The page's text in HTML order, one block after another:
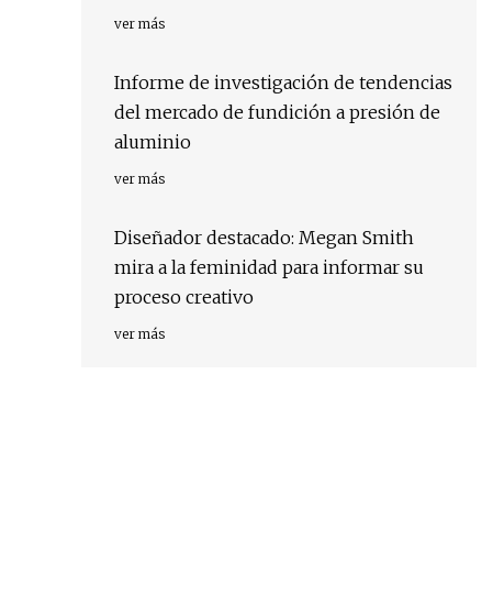
ver más
Informe de investigación de tendencias
del mercado de fundición a presión de
aluminio
ver más
Diseñador destacado: Megan Smith
mira a la feminidad para informar su
proceso creativo
ver más